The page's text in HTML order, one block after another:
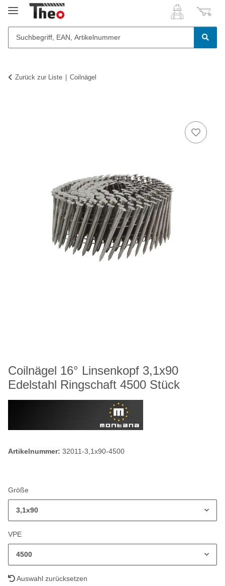
Zurück zur Liste Coilnägel
Coilnägel 16° Linsenkopf 3,1x90
Edelstahl Ringschaft 4500 Stück
Artikelnummer: 32011-3,1x90-4500
Größe
3,1x90
VPE
4500
Auswahl zurücksetzen